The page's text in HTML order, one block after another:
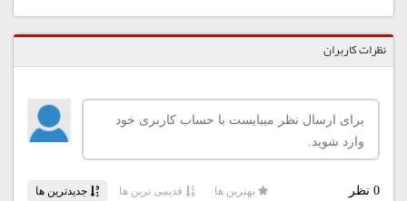
نظرات کاربران